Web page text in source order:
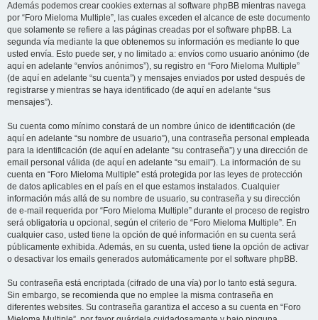
Además podemos crear cookies externas al software phpBB mientras navega
por “Foro Mieloma Multiple”, las cuales exceden el alcance de este documento
que solamente se refiere a las páginas creadas por el software phpBB. La
segunda vía mediante la que obtenemos su información es mediante lo que
usted envía. Esto puede ser, y no limitado a: envíos como usuario anónimo (de
aquí en adelante “envíos anónimos”), su registro en “Foro Mieloma Multiple”
(de aquí en adelante “su cuenta”) y mensajes enviados por usted después de
registrarse y mientras se haya identificado (de aquí en adelante “sus
mensajes”).
Su cuenta como mínimo constará de un nombre único de identificación (de
aquí en adelante “su nombre de usuario”), una contraseña personal empleada
para la identificación (de aquí en adelante “su contraseña”) y una dirección de
email personal válida (de aquí en adelante “su email”). La información de su
cuenta en “Foro Mieloma Multiple” está protegida por las leyes de protección
de datos aplicables en el país en el que estamos instalados. Cualquier
información más allá de su nombre de usuario, su contraseña y su dirección
de e-mail requerida por “Foro Mieloma Multiple” durante el proceso de registro
será obligatoria u opcional, según el criterio de “Foro Mieloma Multiple”. En
cualquier caso, usted tiene la opción de qué información en su cuenta será
públicamente exhibida. Además, en su cuenta, usted tiene la opción de activar
o desactivar los emails generados automáticamente por el software phpBB.
Su contraseña está encriptada (cifrado de una vía) por lo tanto está segura.
Sin embargo, se recomienda que no emplee la misma contraseña en
diferentes websites. Su contraseña garantiza el acceso a su cuenta en “Foro